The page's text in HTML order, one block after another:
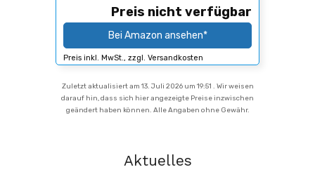
Preis nicht verfügbar
Bei Amazon ansehen*
Preis inkl. MwSt., zzgl. Versandkosten
Zuletzt aktualisiert am 13. Juli 2026 um 19:51 . Wir weisen
darauf hin, dass sich hier angezeigte Preise inzwischen
geändert haben können. Alle Angaben ohne Gewähr.
Aktuelles